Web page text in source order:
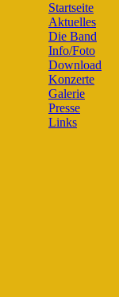
Startseite
Aktuelles
Die Band
Info/Foto
Download
Konzerte
Galerie
Presse
Links